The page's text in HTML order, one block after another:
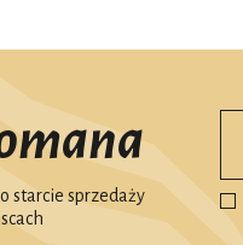
starcie sprzedaży